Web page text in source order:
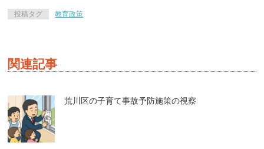
投稿タグ 教育政策
関連記事
荒川区の子育て事故予防施策の視察